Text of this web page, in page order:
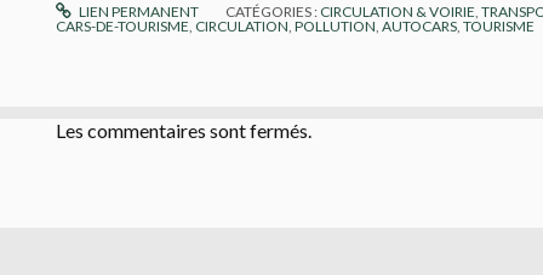
LIEN PERMANENT CATÉGORIES : CIRCULATION & VOIRIE ,
CARS-DE-TOURISME CIRCULATION POLLUTION AUTOCARS TOURISME
Les commentaires sont fermés.